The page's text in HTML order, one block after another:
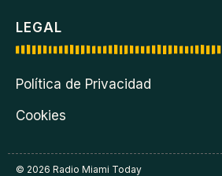
LEGAL
Política de Privacidad
Cookies
© 2026 Radio Miami Today